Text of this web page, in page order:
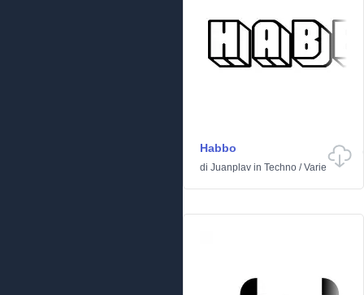
Habbo
di Juanplav in Techno /Varie